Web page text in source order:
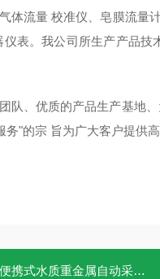
体流量 校准仪、皂膜流量
仪表。我公司所生产产品
队、优质的产品生产基地
务"的宗 旨为广大客户提供
携式水质重金属自动采样器